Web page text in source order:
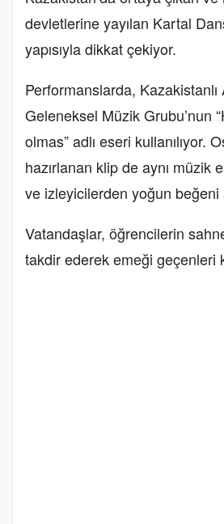
devletlerine yayılan Kartal
yapısıyla dikkat çekiyor.
Performanslarda,
Geleneksel Müzik Grubu’nun
olmas” adlı eseri kullanılıyor.
hazırlanan klip de aynı müzik
ve izleyicilerden yoğun beğeni
Vatandaşlar, öğrencilerin
takdir ederek emeği geçenleri